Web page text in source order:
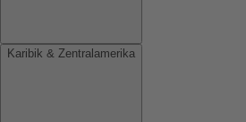
Karibik & Zentralamerika